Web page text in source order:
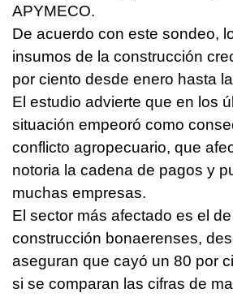
APYMECO.
De acuerdo con este sondeo,
insumos de la construcción
por ciento desde enero hasta
El estudio advierte que en los
situación empeoró como
conflicto agropecuario, que
notoria la cadena de pagos y
muchas empresas.
El sector más afectado es el
construcción bonaerenses,
aseguran que cayó un 80 por
si se comparan las cifras de